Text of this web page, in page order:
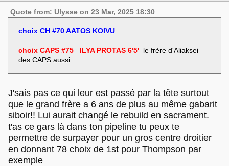
Quote from: Ulysse on 23 Mar, 2025 18:30
choix CH #70 AATOS KOIVU
choix CAPS #75 ILYA PROTAS 6'5' le frère d'Aliaksei
des CAPS aussi
J'sais pas ce qui leur est passé par la tête surtout
que le grand frère a 6 ans de plus au même gabarit
siboir!! Lui aurait changé le rebuild en sacrament.
t'as ce gars là dans ton pipeline tu peux te
permettre de surpayer pour un gros centre droitier
en donnant 78 choix de 1st pour Thompson par
exemple